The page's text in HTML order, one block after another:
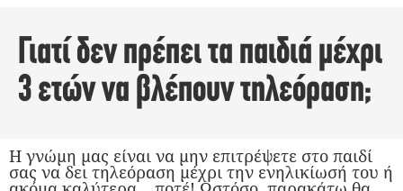
Γιατί δεν πρέπει τα παιδιά μέχρι
3 ετών να βλέπουν τηλεόραση;
Η γνώμη μας είναι να μην επιτρέψετε στο παιδί
σας να δει τηλεόραση μέχρι την ενηλικίωσή του ή